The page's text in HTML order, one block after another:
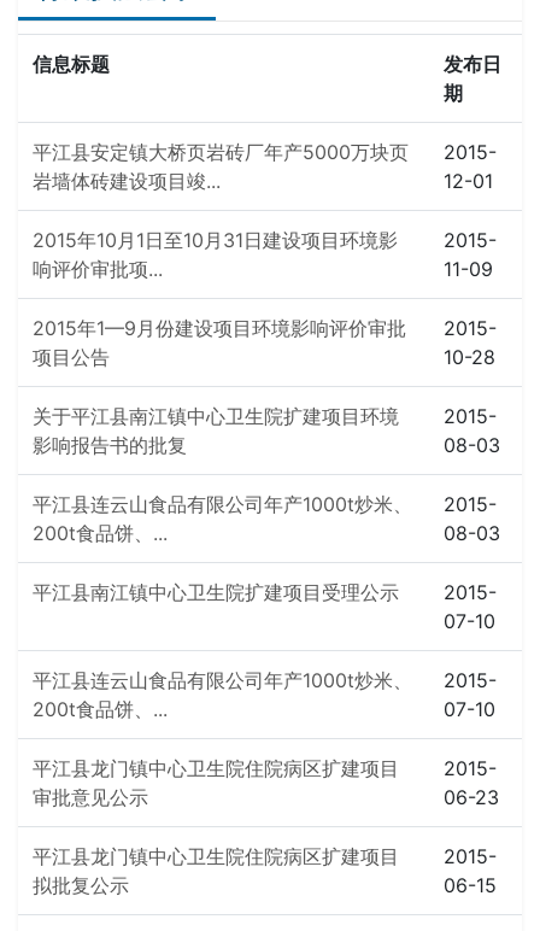
信息标题
发布日
期
平江县安定镇大桥页岩砖厂年产5000万块页
岩墙体砖建设项目竣...
2015-
12-01
2015年10月1日至10月31日建设项目环境影
响评价审批项...
2015-
11-09
2015年1—9月份建设项目环境影响评价审批
项目公告
2015-
10-28
关于平江县南江镇中心卫生院扩建项目环境
影响报告书的批复
2015-
08-03
平江县连云山食品有限公司年产1000t炒米、
200t食品饼、...
2015-
08-03
平江县南江镇中心卫生院扩建项目受理公示
2015-
07-10
平江县连云山食品有限公司年产1000t炒米、
200t食品饼、...
2015-
07-10
平江县龙门镇中心卫生院住院病区扩建项目
审批意见公示
2015-
06-23
平江县龙门镇中心卫生院住院病区扩建项目
拟批复公示
2015-
06-15